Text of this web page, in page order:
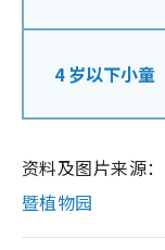
4 岁以下小童
资料及图片来源：
暨植物园